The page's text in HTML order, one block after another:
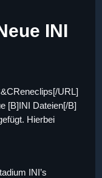
INI
URL]
[B]INI Dateien[/B]
Hierbei
INI’s